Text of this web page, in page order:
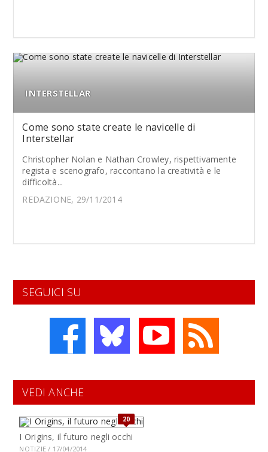
INTERSTELLAR
Come sono state create le navicelle di
Interstellar
Christopher Nolan e Nathan Crowley, rispettivamente
regista e scenografo, raccontano la creatività e le
difficoltà...
REDAZIONE, 29/11/2014
SEGUICI SU
VEDI ANCHE
20
I Origins, il futuro negli occhi
NOTIZIE / 17/04/2014